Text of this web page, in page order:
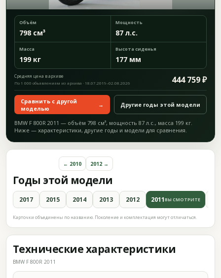
Объём
798 см³
Мощность
87 л.с.
Масса
199 кг
Высота сиденья
177 мм
Средняя цена в архиве 444 759 ₽
По 1 000 объявлениям из архива · 18.07.2019–02.08.2026
Сравнить с другой
моделью
→ Другие годы этой модели
BMW F 800R 2011 — объём 798 см³, мощность 87 л.с., масса 199 кг.
Ниже — характеристики, другие годы и модели для сравнения.
Годы этой модели
← 2010 2012 →
2017 2015 2014 2013 2012 2011ВЫ СМОТРИТЕ
Карточки объединены по названию. Поколение и комплектация могут отличаться.
Технические характеристики
BMW F 800R 2011